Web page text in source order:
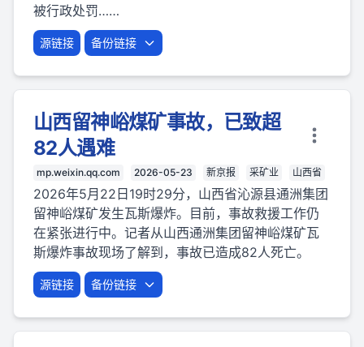
被行政处罚……
源链接 备份链接
山西留神峪煤矿事故，已致超
82人遇难
mp.weixin.qq.com 2026-05-23 新京报 采矿业 山西省
2026年5月22日19时29分，山西省沁源县通洲集团
留神峪煤矿发生瓦斯爆炸。目前，事故救援工作仍
在紧张进行中。记者从山西通洲集团留神峪煤矿瓦
斯爆炸事故现场了解到，事故已造成82人死亡。
源链接 备份链接